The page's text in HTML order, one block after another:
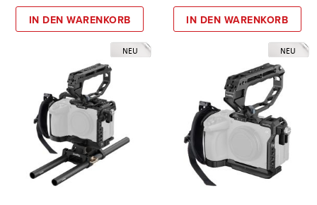
IN DEN WARENKORB IN DEN WARENKORB
NEU NEU